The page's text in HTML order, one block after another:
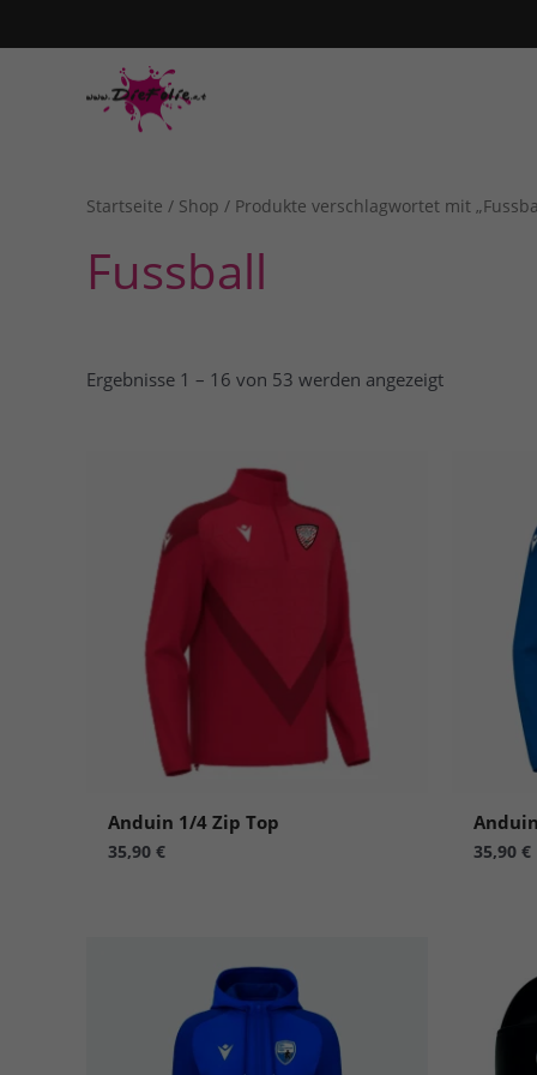
Inhalt
Startseite / Shop / Produkte verschlagwortet mit
Fussball
Ergebnisse 1 – 16 von 53 werden angezeigt
Anduin 1/4 Zip Top
35,90 € 35,90 €